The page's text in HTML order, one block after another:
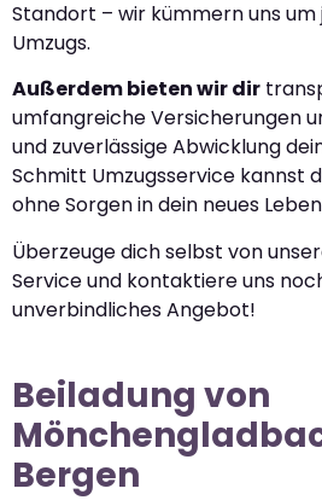
Standort – wir kümmern uns
Umzugs.
Außerdem bieten wir dir
umfangreiche Versicherungen
und zuverlässige Abwicklung
Schmitt Umzugsservice kannst
ohne Sorgen in dein neues
Überzeuge dich selbst von
Service und kontaktiere uns
unverbindliches Angebot!
Beiladung von
Bergen